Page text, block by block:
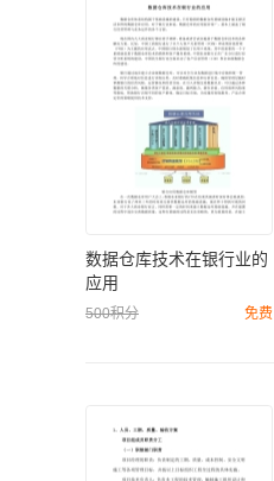
数据仓库技术在银行业的
应用
免费
500积分